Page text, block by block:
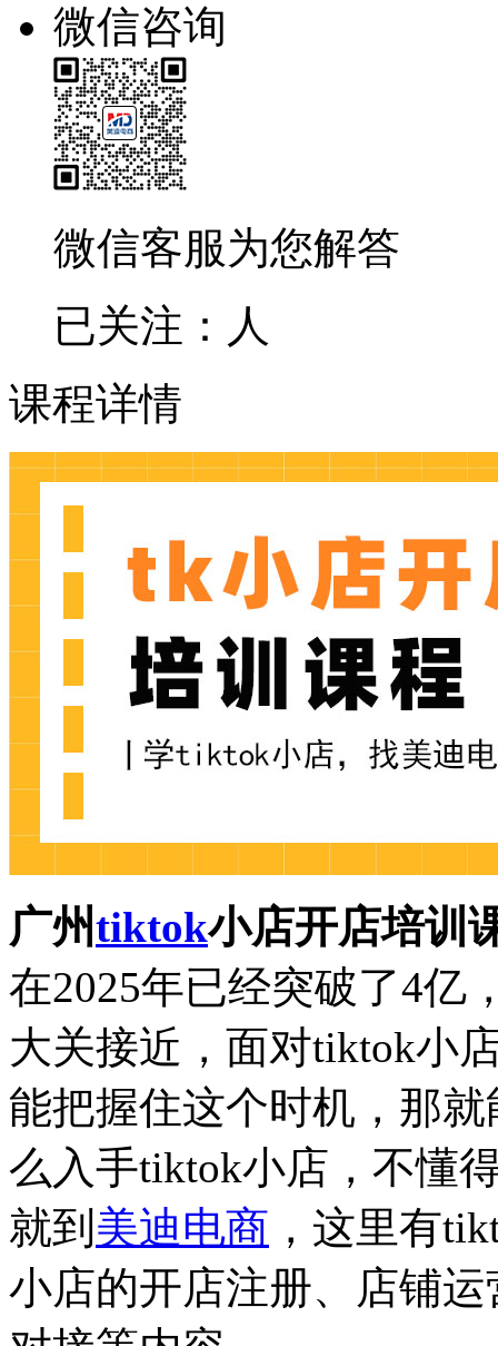
微信咨询
微信客服为您解答
已关注： 人
课程详情
广州tiktok小店开店培训
在2025年已经突破了4亿
大关接近，面对tiktok小
能把握住这个时机，那
么入手tiktok小店，不懂
就到 美迪电商 ，这里有
小店的开店注册、店铺